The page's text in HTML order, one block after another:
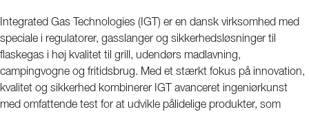
Integrated Gas Technologies (IGT) er en dansk virksomhed med
speciale i regulatorer, gasslanger og sikkerhedsløsninger til
flaskegas i høj kvalitet til grill, udendørs madlavning,
campingvogne og fritidsbrug. Med et stærkt fokus på innovation,
kvalitet og sikkerhed kombinerer IGT avanceret ingeniørkunst
med omfattende test for at udvikle pålidelige produkter, som